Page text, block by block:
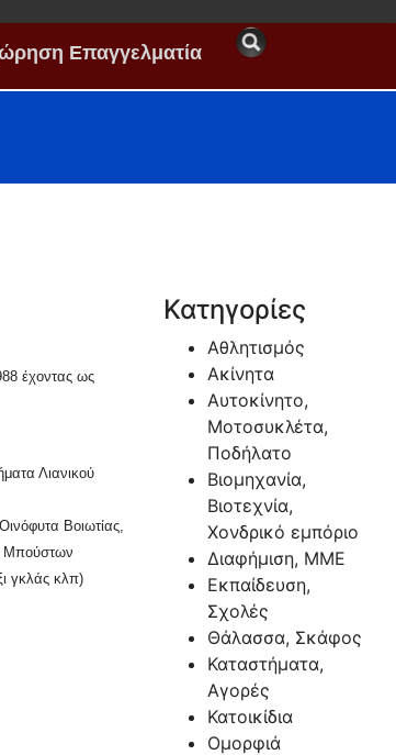
Επαγγελματία
έχοντας ως
Λιανικού
Βοιωτίας,
Μπούστων
γκλάς κλπ)
Κατηγορίες
Αθλητισμός
Ακίνητα
Αυτοκίνητο,
Μοτοσυκλέτα,
Ποδήλατο
Βιομηχανία,
Βιοτεχνία,
Χονδρικό εμπόριο
Διαφήμιση, ΜΜΕ
Εκπαίδευση,
Σχολές
Θάλασσα, Σκάφος
Καταστήματα,
Αγορές
Κατοικίδια
Ομορφιά